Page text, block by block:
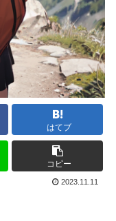
はてブ
コピー
2023.11.11